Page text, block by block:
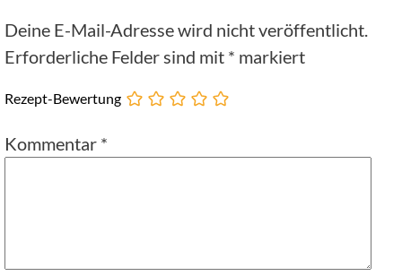
Deine E-Mail-Adresse wird nicht veröffentlicht.
Erforderliche Felder sind mit * markiert
Rezept-Bewertung
Kommentar *